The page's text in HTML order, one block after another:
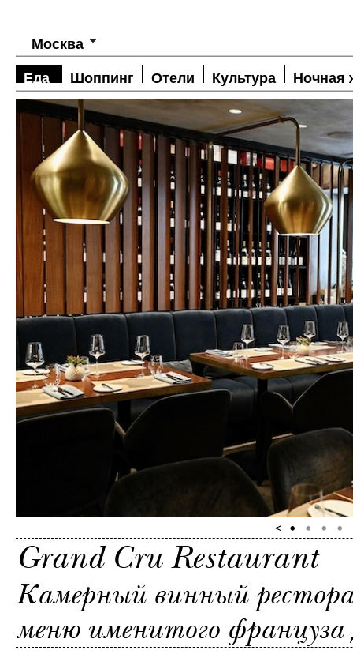
Москва
Еда Шоппинг Отели Культура Ночная
Grand Cru Restaurant
Камерный винный
меню именитого